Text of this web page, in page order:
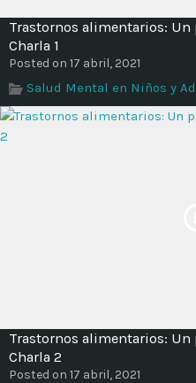
Trastornos alimentarios: Un
Charla 1
Posted on 17 abril, 2021
Salud Mental en Niños y
Trastornos alimentarios: Un
Charla 2
Posted on 17 abril, 2021